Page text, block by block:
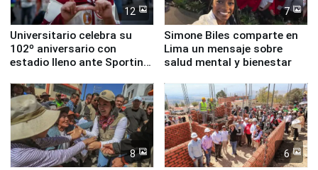
12
Universitario celebra su
102º aniversario con
estadio lleno ante Sporting
7
Simone Biles comparte en
Lima un mensaje sobre
salud mental y bienestar
8 6